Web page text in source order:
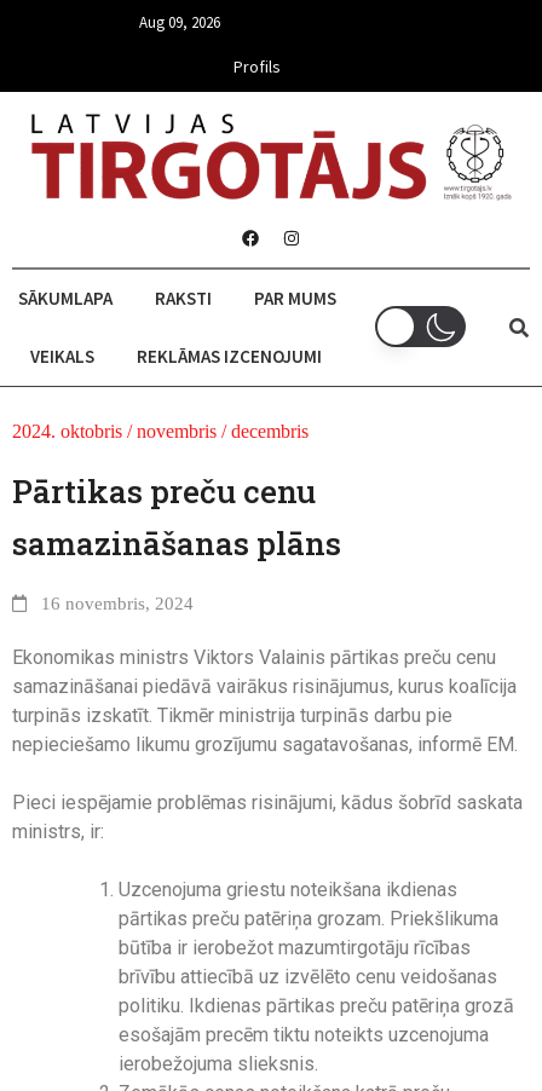
Aug 09, 2026
Profils
SĀKUMLAPA RAKSTI PAR MUMS
VEIKALS REKLĀMAS IZCENOJUMI
2024. oktobris / novembris / decembris
Pārtikas preču cenu
samazināšanas plāns
16 novembris, 2024
Ekonomikas ministrs Viktors Valainis pārtikas preču cenu
samazināšanai piedāvā vairākus risinājumus, kurus koalīcija
turpinās izskatīt. Tikmēr ministrija turpinās darbu pie
nepieciešamo likumu grozījumu sagatavošanas, informē EM.
Pieci iespējamie problēmas risinājumi, kādus šobrīd saskata
ministrs, ir:
Uzcenojuma griestu noteikšana ikdienas
pārtikas preču patēriņa grozam. Priekšlikuma
būtība ir ierobežot mazumtirgotāju rīcības
brīvību attiecībā uz izvēlēto cenu veidošanas
politiku. Ikdienas pārtikas preču patēriņa grozā
esošajām precēm tiktu noteikts uzcenojuma
ierobežojuma slieksnis.